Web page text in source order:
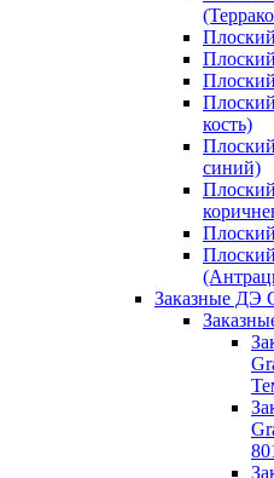
кость)
синий)
Заказные ДЭ